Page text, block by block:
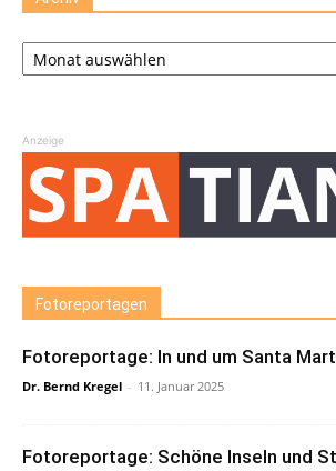
Archiv
Anzeige
Fotoreportagen
Fotoreportage: In und um Santa
Dr. Bernd Kregel - 11. Januar 2025
Fotoreportage: Schöne Inseln und